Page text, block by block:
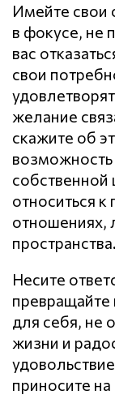
Имейте свои
в фокусе, не
вас
свои
желание
скажите об
возможность
собственной
относиться к
отношениях,
пространства.
Несите
превращайте
для себя, не
жизни и
приносите